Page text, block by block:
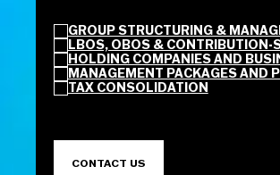
GROUP STRUCTURING &
LBOS, OBOS & CONTRIBUTION-
HOLDING COMPANIES AND
MANAGEMENT PACKAGES AND
TAX CONSOLIDATION
CONTACT US